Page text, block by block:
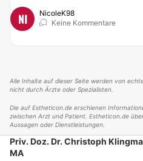
NI
NicoleK98
Keine Kommentare
Alle Inhalte auf dieser Seite werden von
nicht durch Ärzte oder Spezialisten.
Die auf Estheticon.de erschienen
zwischen Arzt und Patient. Estheticon.de
Aussagen oder Dienstleistungen.
Priv. Doz. Dr. Christoph
MA
ESTHETICON
ERFAHRUNGSBERICHTE ÜBER